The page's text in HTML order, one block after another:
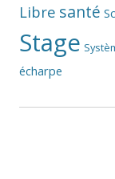
Libre santé
Stage
écharpe